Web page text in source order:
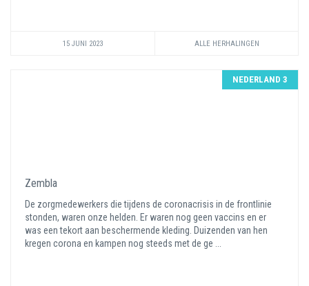
15 JUNI 2023 ALLE HERHALINGEN
NEDERLAND 3
Zembla
De zorgmedewerkers die tijdens de coronacrisis in de frontlinie
stonden, waren onze helden. Er waren nog geen vaccins en er
was een tekort aan beschermende kleding. Duizenden van hen
kregen corona en kampen nog steeds met de ge ...